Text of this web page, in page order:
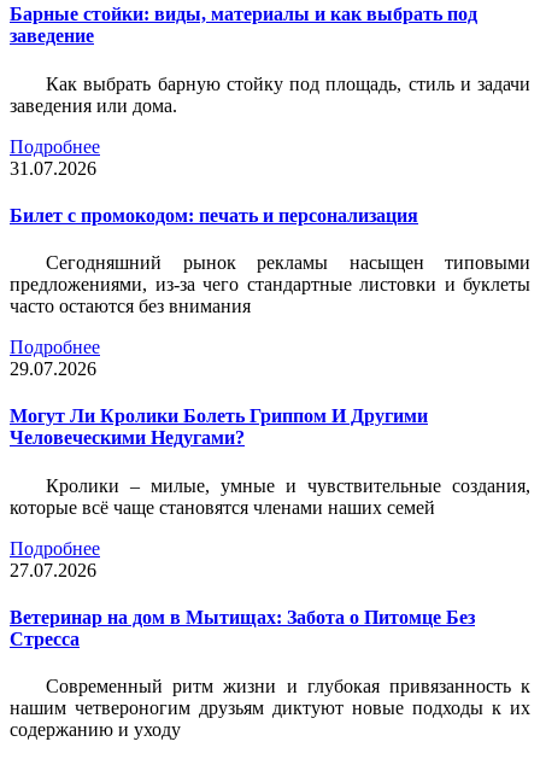
Барные стойки: виды, материалы и как выбрать под
заведение
Как выбрать барную стойку под площадь, стиль и задачи
заведения или дома.
Подробнее
31.07.2026
Билет c промокодом: печать и персонализация
Сегодняшний рынок рекламы насыщен типовыми
предложениями, из-за чего стандартные листовки и буклеты
часто остаются без внимания
Подробнее
29.07.2026
Могут Ли Кролики Болеть Гриппом И Другими
Человеческими Недугами?
Кролики – милые, умные и чувствительные создания,
которые всё чаще становятся членами наших семей
Подробнее
27.07.2026
Ветеринар на дом в Мытищах: Забота о Питомце Без
Стресса
Современный ритм жизни и глубокая привязанность к
нашим четвероногим друзьям диктуют новые подходы к их
содержанию и уходу